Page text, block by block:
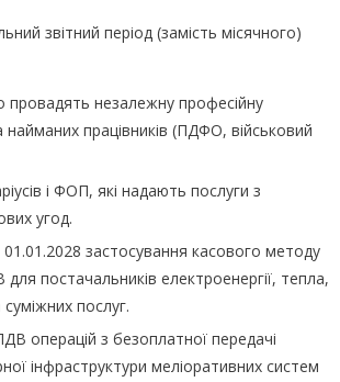
звітний період (замість місячного)
незалежну професійну
найманих працівників (ПДФО, військовий
і ФОП, які надають послуги з
угод.
застосування касового методу
постачальників електроенергії, тепла,
послуг.
операцій з безоплатної передачі
інфраструктури меліоративних систем